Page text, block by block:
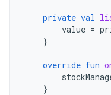
private val
value =
}
override fun
}